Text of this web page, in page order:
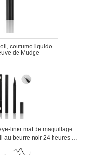
coutume liquide
de Mudge
liner mat de maquillage
au beurre noir 24 heures de